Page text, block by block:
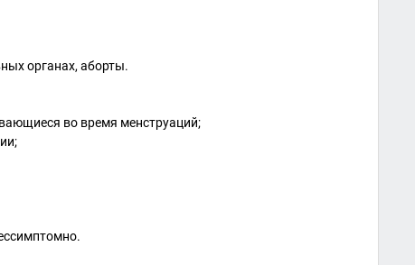
органах, аборты.
во время менструаций;